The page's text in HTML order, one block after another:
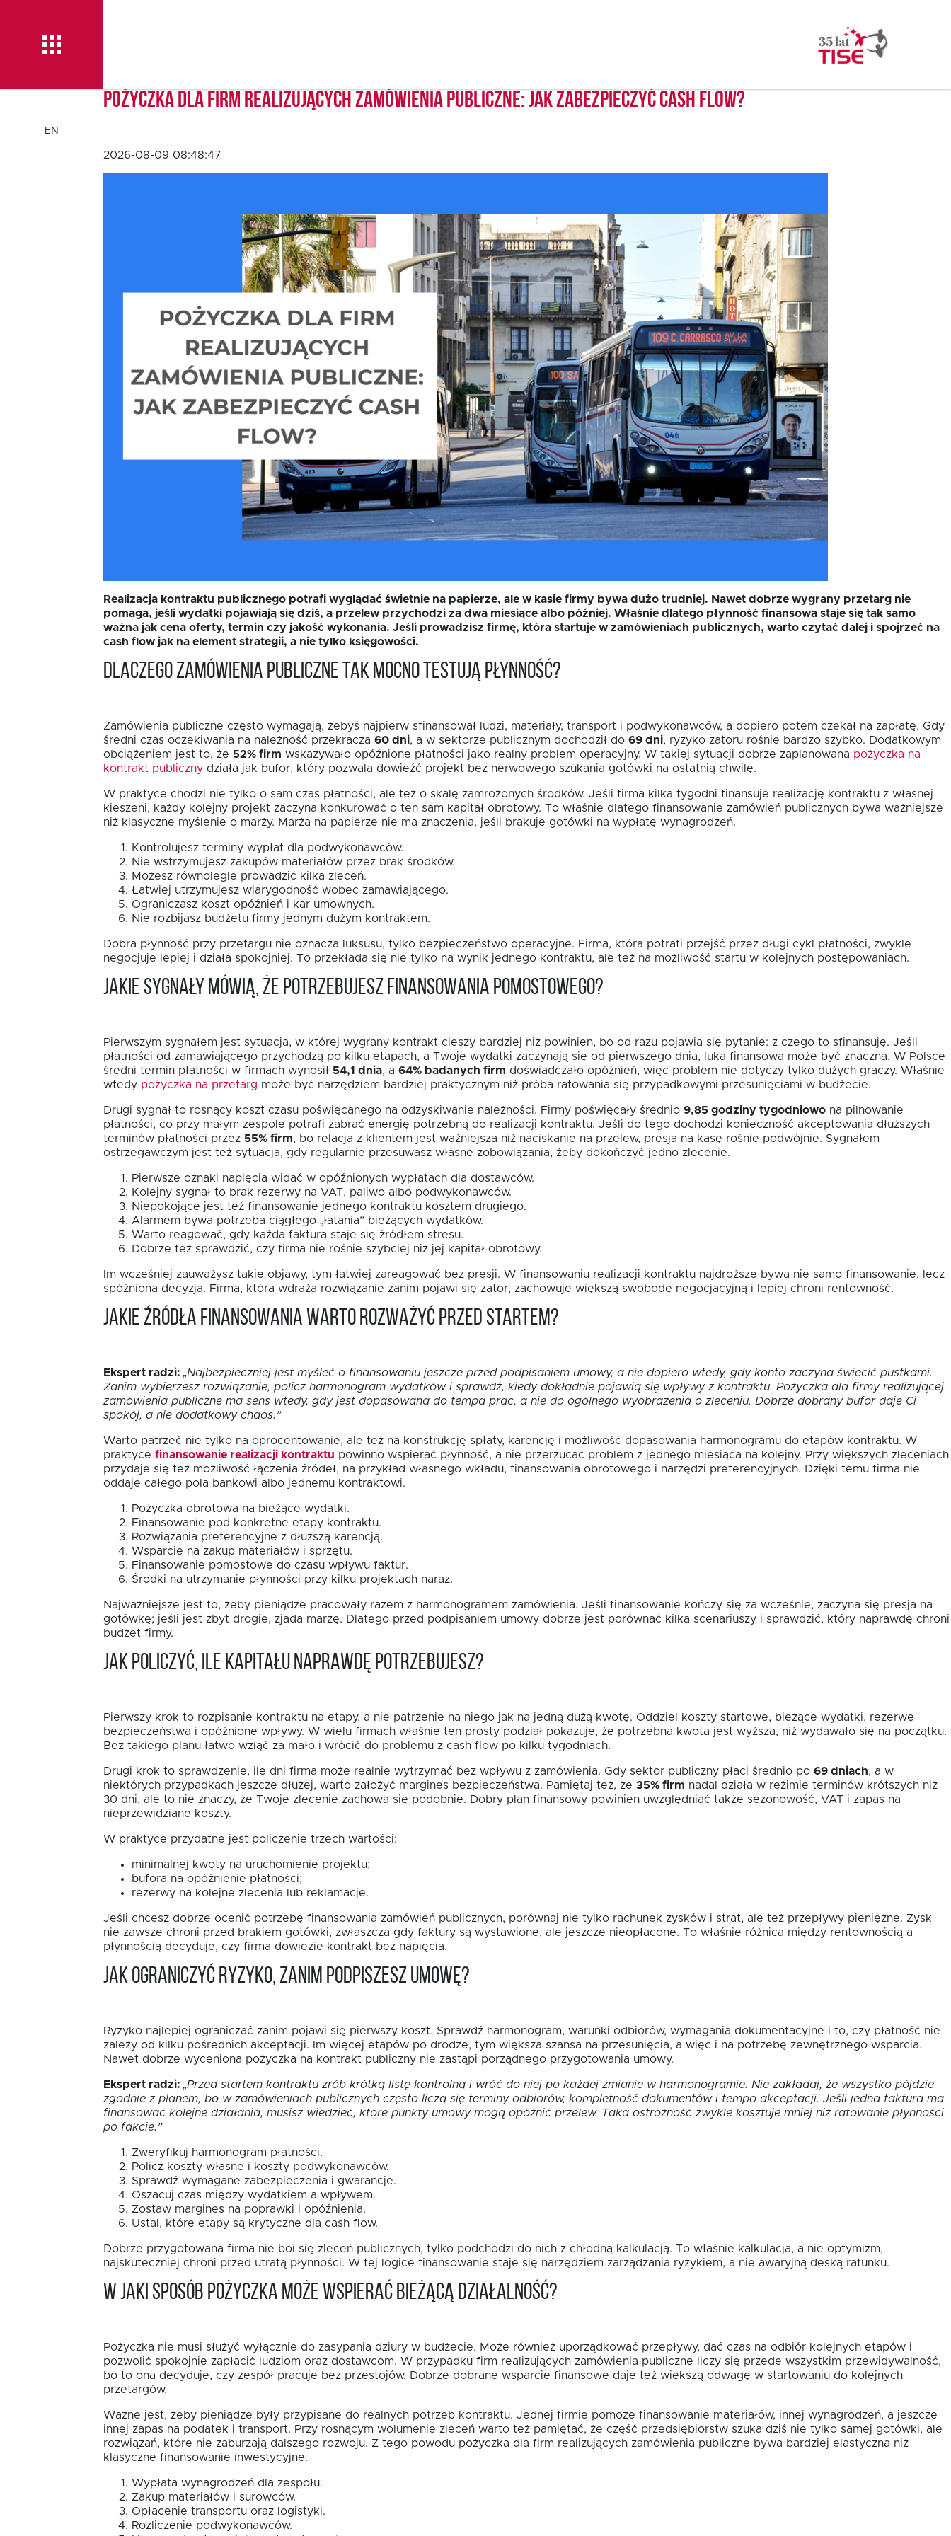
online
Dlaczego TISE?
Pożyczka rozwojowa
TISE
Oferta dla MSP
Oferta dla NGO/PES
Dokumenty
Rekrutujemy
EN
Pożyczka dla firm realizujących zamówienia publiczne: jak zabezpieczyć cash flow?
2026-08-09 08:48:47
Realizacja kontraktu publicznego potrafi wyglądać świetnie na papierze, ale w kasie firmy bywa dużo trudniej. Nawet dobrze wygrany przetarg nie
pomaga, jeśli wydatki pojawiają się dziś, a przelew przychodzi za dwa miesiące albo później. Właśnie dlatego płynność finansowa staje się tak samo
ważna jak cena oferty, termin czy jakość wykonania. Jeśli prowadzisz firmę, która startuje w zamówieniach publicznych, warto czytać dalej i spojrzeć na
cash flow jak na element strategii, a nie tylko księgowości.
Dlaczego zamówienia publiczne tak mocno testują płynność?
Zamówienia publiczne często wymagają, żebyś najpierw sfinansował ludzi, materiały, transport i podwykonawców, a dopiero potem czekał na zapłatę. Gdy
średni czas oczekiwania na należność przekracza 60 dni, a w sektorze publicznym dochodził do 69 dni, ryzyko zatoru rośnie bardzo szybko. Dodatkowym
obciążeniem jest to, że 52% firm wskazywało opóźnione płatności jako realny problem operacyjny. W takiej sytuacji dobrze zaplanowana pożyczka na
kontrakt publiczny działa jak bufor, który pozwala dowieźć projekt bez nerwowego szukania gotówki na ostatnią chwilę.
W praktyce chodzi nie tylko o sam czas płatności, ale też o skalę zamrożonych środków. Jeśli firma kilka tygodni finansuje realizację kontraktu z własnej
kieszeni, każdy kolejny projekt zaczyna konkurować o ten sam kapitał obrotowy. To właśnie dlatego finansowanie zamówień publicznych bywa ważniejsze
niż klasyczne myślenie o marży. Marża na papierze nie ma znaczenia, jeśli brakuje gotówki na wypłatę wynagrodzeń.
Kontrolujesz terminy wypłat dla podwykonawców.
Nie wstrzymujesz zakupów materiałów przez brak środków.
Możesz równolegle prowadzić kilka zleceń.
Łatwiej utrzymujesz wiarygodność wobec zamawiającego.
Ograniczasz koszt opóźnień i kar umownych.
Nie rozbijasz budżetu firmy jednym dużym kontraktem.
Dobra płynność przy przetargu nie oznacza luksusu, tylko bezpieczeństwo operacyjne. Firma, która potrafi przejść przez długi cykl płatności, zwykle
negocjuje lepiej i działa spokojniej. To przekłada się nie tylko na wynik jednego kontraktu, ale też na możliwość startu w kolejnych postępowaniach.
Jakie sygnały mówią, że potrzebujesz finansowania pomostowego?
Pierwszym sygnałem jest sytuacja, w której wygrany kontrakt cieszy bardziej niż powinien, bo od razu pojawia się pytanie: z czego to sfinansuję. Jeśli
płatności od zamawiającego przychodzą po kilku etapach, a Twoje wydatki zaczynają się od pierwszego dnia, luka finansowa może być znaczna. W Polsce
średni termin płatności w firmach wynosił 54,1 dnia, a 64% badanych firm doświadczało opóźnień, więc problem nie dotyczy tylko dużych graczy. Właśnie
wtedy pożyczka na przetarg może być narzędziem bardziej praktycznym niż próba ratowania się przypadkowymi przesunięciami w budżecie.
Drugi sygnał to rosnący koszt czasu poświęcanego na odzyskiwanie należności. Firmy poświęcały średnio 9,85 godziny tygodniowo na pilnowanie
płatności, co przy małym zespole potrafi zabrać energię potrzebną do realizacji kontraktu. Jeśli do tego dochodzi konieczność akceptowania dłuższych
terminów płatności przez 55% firm, bo relacja z klientem jest ważniejsza niż naciskanie na przelew, presja na kasę rośnie podwójnie. Sygnałem
ostrzegawczym jest też sytuacja, gdy regularnie przesuwasz własne zobowiązania, żeby dokończyć jedno zlecenie.
Pierwsze oznaki napięcia widać w opóźnionych wypłatach dla dostawców.
Kolejny sygnał to brak rezerwy na VAT, paliwo albo podwykonawców.
Niepokojące jest też finansowanie jednego kontraktu kosztem drugiego.
Alarmem bywa potrzeba ciągłego „łatania” bieżących wydatków.
Warto reagować, gdy każda faktura staje się źródłem stresu.
Dobrze też sprawdzić, czy firma nie rośnie szybciej niż jej kapitał obrotowy.
Im wcześniej zauważysz takie objawy, tym łatwiej zareagować bez presji. W finansowaniu realizacji kontraktu najdroższe bywa nie samo finansowanie, lecz
spóźniona decyzja. Firma, która wdraża rozwiązanie zanim pojawi się zator, zachowuje większą swobodę negocjacyjną i lepiej chroni rentowność.
Jakie źródła finansowania warto rozważyć przed startem?
Ekspert radzi: „Najbezpieczniej jest myśleć o finansowaniu jeszcze przed podpisaniem umowy, a nie dopiero wtedy, gdy konto zaczyna świecić pustkami.
Zanim wybierzesz rozwiązanie, policz harmonogram wydatków i sprawdź, kiedy dokładnie pojawią się wpływy z kontraktu. Pożyczka dla firmy realizującej
zamówienia publiczne ma sens wtedy, gdy jest dopasowana do tempa prac, a nie do ogólnego wyobrażenia o zleceniu. Dobrze dobrany bufor daje Ci
spokój, a nie dodatkowy chaos.”
Warto patrzeć nie tylko na oprocentowanie, ale też na konstrukcję spłaty, karencję i możliwość dopasowania harmonogramu do etapów kontraktu. W
praktyce finansowanie realizacji kontraktu powinno wspierać płynność, a nie przerzucać problem z jednego miesiąca na kolejny. Przy większych zleceniach
przydaje się też możliwość łączenia źródeł, na przykład własnego wkładu, finansowania obrotowego i narzędzi preferencyjnych. Dzięki temu firma nie
oddaje całego pola bankowi albo jednemu kontraktowi.
Pożyczka obrotowa na bieżące wydatki.
Finansowanie pod konkretne etapy kontraktu.
Rozwiązania preferencyjne z dłuższą karencją.
Wsparcie na zakup materiałów i sprzętu.
Finansowanie pomostowe do czasu wpływu faktur.
Środki na utrzymanie płynności przy kilku projektach naraz.
Najważniejsze jest to, żeby pieniądze pracowały razem z harmonogramem zamówienia. Jeśli finansowanie kończy się za wcześnie, zaczyna się presja na
gotówkę; jeśli jest zbyt drogie, zjada marżę. Dlatego przed podpisaniem umowy dobrze jest porównać kilka scenariuszy i sprawdzić, który naprawdę chroni
budżet firmy.
Jak policzyć, ile kapitału naprawdę potrzebujesz?
Pierwszy krok to rozpisanie kontraktu na etapy, a nie patrzenie na niego jak na jedną dużą kwotę. Oddziel koszty startowe, bieżące wydatki, rezerwę
bezpieczeństwa i opóźnione wpływy. W wielu firmach właśnie ten prosty podział pokazuje, że potrzebna kwota jest wyższa, niż wydawało się na początku.
Bez takiego planu łatwo wziąć za mało i wrócić do problemu z cash flow po kilku tygodniach.
Drugi krok to sprawdzenie, ile dni firma może realnie wytrzymać bez wpływu z zamówienia. Gdy sektor publiczny płaci średnio po 69 dniach, a w
niektórych przypadkach jeszcze dłużej, warto założyć margines bezpieczeństwa. Pamiętaj też, że 35% firm nadal działa w reżimie terminów krótszych niż
30 dni, ale to nie znaczy, że Twoje zlecenie zachowa się podobnie. Dobry plan finansowy powinien uwzględniać także sezonowość, VAT i zapas na
nieprzewidziane koszty.
W praktyce przydatne jest policzenie trzech wartości:
minimalnej kwoty na uruchomienie projektu;
bufora na opóźnienie płatności;
rezerwy na kolejne zlecenia lub reklamacje.
Jeśli chcesz dobrze ocenić potrzebę finansowania zamówień publicznych, porównaj nie tylko rachunek zysków i strat, ale też przepływy pieniężne. Zysk
nie zawsze chroni przed brakiem gotówki, zwłaszcza gdy faktury są wystawione, ale jeszcze nieopłacone. To właśnie różnica między rentownością a
płynnością decyduje, czy firma dowiezie kontrakt bez napięcia.
Jak ograniczyć ryzyko, zanim podpiszesz umowę?
Ryzyko najlepiej ograniczać zanim pojawi się pierwszy koszt. Sprawdź harmonogram, warunki odbiorów, wymagania dokumentacyjne i to, czy płatność nie
zależy od kilku pośrednich akceptacji. Im więcej etapów po drodze, tym większa szansa na przesunięcia, a więc i na potrzebę zewnętrznego wsparcia.
Nawet dobrze wyceniona pożyczka na kontrakt publiczny nie zastąpi porządnego przygotowania umowy.
Ekspert radzi: „Przed startem kontraktu zrób krótką listę kontrolną i wróć do niej po każdej zmianie w harmonogramie. Nie zakładaj, że wszystko pójdzie
zgodnie z planem, bo w zamówieniach publicznych często liczą się terminy odbiorów, kompletność dokumentów i tempo akceptacji. Jeśli jedna faktura ma
finansować kolejne działania, musisz wiedzieć, które punkty umowy mogą opóźnić przelew. Taka ostrożność zwykle kosztuje mniej niż ratowanie płynności
po fakcie.”
Zweryfikuj harmonogram płatności.
Policz koszty własne i koszty podwykonawców.
Sprawdź wymagane zabezpieczenia i gwarancje.
Oszacuj czas między wydatkiem a wpływem.
Zostaw margines na poprawki i opóźnienia.
Ustal, które etapy są krytyczne dla cash flow.
Dobrze przygotowana firma nie boi się zleceń publicznych, tylko podchodzi do nich z chłodną kalkulacją. To właśnie kalkulacja, a nie optymizm,
najskuteczniej chroni przed utratą płynności. W tej logice finansowanie staje się narzędziem zarządzania ryzykiem, a nie awaryjną deską ratunku.
W jaki sposób pożyczka może wspierać bieżącą działalność?
Pożyczka nie musi służyć wyłącznie do zasypania dziury w budżecie. Może również uporządkować przepływy, dać czas na odbiór kolejnych etapów i
pozwolić spokojnie zapłacić ludziom oraz dostawcom. W przypadku firm realizujących zamówienia publiczne liczy się przede wszystkim przewidywalność,
bo to ona decyduje, czy zespół pracuje bez przestojów. Dobrze dobrane wsparcie finansowe daje też większą odwagę w startowaniu do kolejnych
przetargów.
Ważne jest, żeby pieniądze były przypisane do realnych potrzeb kontraktu. Jednej firmie pomoże finansowanie materiałów, innej wynagrodzeń, a jeszcze
innej zapas na podatek i transport. Przy rosnącym wolumenie zleceń warto też pamiętać, że część przedsiębiorstw szuka dziś nie tylko samej gotówki, ale
rozwiązań, które nie zaburzają dalszego rozwoju. Z tego powodu pożyczka dla firm realizujących zamówienia publiczne bywa bardziej elastyczna niż
klasyczne finansowanie inwestycyjne.
Wypłata wynagrodzeń dla zespołu.
Zakup materiałów i surowców.
Opłacenie transportu oraz logistyki.
Rozliczenie podwykonawców.